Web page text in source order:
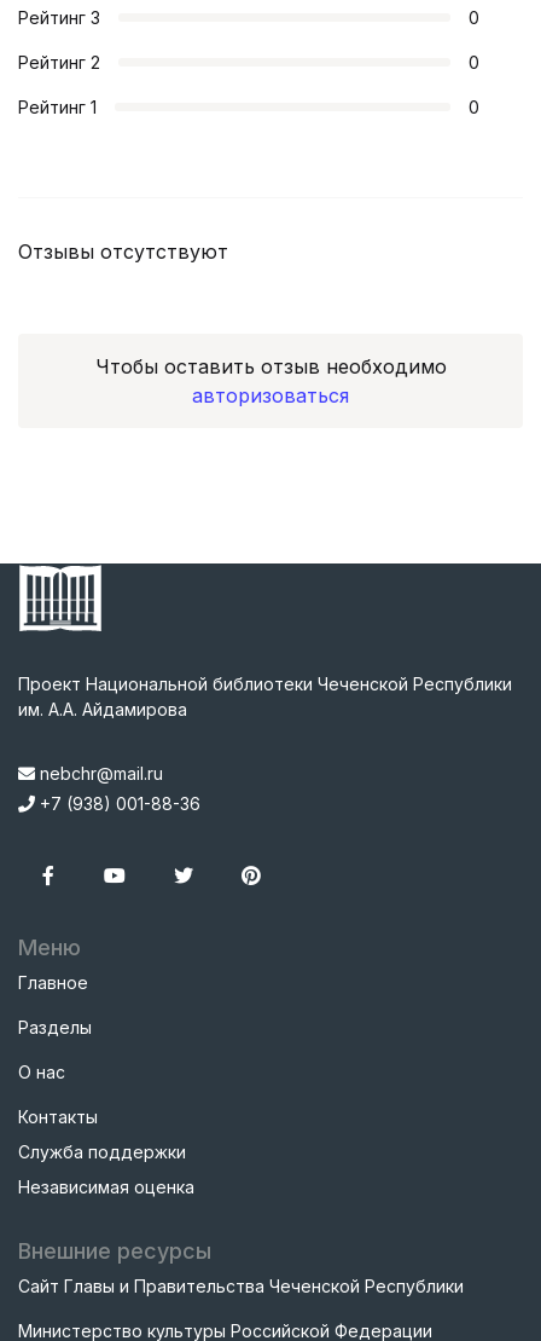
Рейтинг 3 0
Рейтинг 2 0
Рейтинг 1 0
Отзывы отсутствуют
Чтобы оставить отзыв необходимо
авторизоваться
Проект Национальной библиотеки Чеченской Республики
им. А.А. Айдамирова
nebchr@mail.ru
+7 (938) 001-88-36
Меню
Главное
Разделы
О нас
Контакты
Служба поддержки
Независимая оценка
Внешние ресурсы
Сайт Главы и Правительства Чеченской Республики
Министерство культуры Российской Федерации